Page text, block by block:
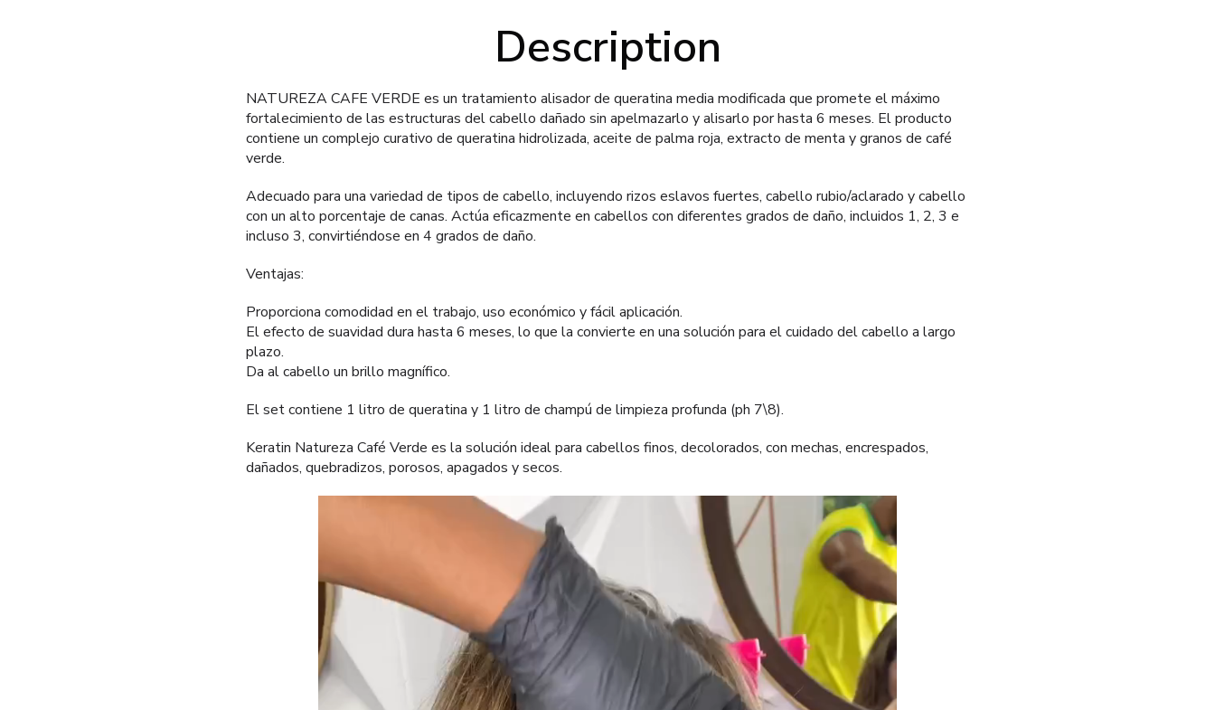
Description
NATUREZA CAFE VERDE es un tratamiento alisador de queratina media modificada que promete el máximo
fortalecimiento de las estructuras del cabello dañado sin apelmazarlo y alisarlo por hasta 6 meses. El producto
contiene un complejo curativo de queratina hidrolizada, aceite de palma roja, extracto de menta y granos de café
verde.
Adecuado para una variedad de tipos de cabello, incluyendo rizos eslavos fuertes, cabello rubio/aclarado y cabello
con un alto porcentaje de canas. Actúa eficazmente en cabellos con diferentes grados de daño, incluidos 1, 2, 3 e
incluso 3, convirtiéndose en 4 grados de daño.
Ventajas:
Proporciona comodidad en el trabajo, uso económico y fácil aplicación.
El efecto de suavidad dura hasta 6 meses, lo que la convierte en una solución para el cuidado del cabello a largo
plazo.
Da al cabello un brillo magnífico.
El set contiene 1 litro de queratina y 1 litro de champú de limpieza profunda (ph 7\8).
Keratin Natureza Café Verde es la solución ideal para cabellos finos, decolorados, con mechas, encrespados,
dañados, quebradizos, porosos, apagados y secos.